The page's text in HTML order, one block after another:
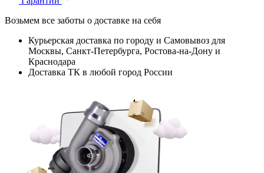
Возьмем все заботы о доставке на себя
Курьерская доставка по городу и Самовывоз для
Москвы, Санкт-Петербурга, Ростова-на-Дону и
Краснодара
Доставка ТК в любой город России